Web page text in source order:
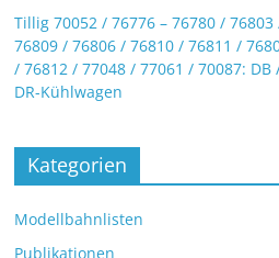
Tillig 70052 / 76776 – 76780 /
76809 / 76806 / 76810 / 76811 /
/ 76812 / 77048 / 77061 / 70087: DB
DR-Kühlwagen
Kategorien
Modellbahnlisten
Publikationen